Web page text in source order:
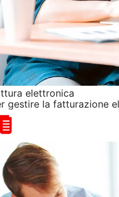
elettronica
gestire la fatturazione